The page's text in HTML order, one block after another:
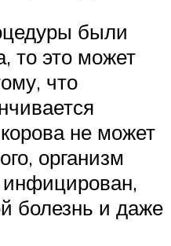
были
то это может
что
не может
организм
болезнь и даже